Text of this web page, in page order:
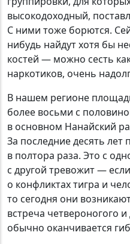
высокодоходный,
С ними тоже борются.
нибудь найдут хотя бы
костей — можно сесть
наркотиков, очень
В нашем регионе
более восьми с
в основном Нанайский
За последние десять лет
в полтора раза. Это с
с другой тревожит —
о конфликтах тигра и
то сегодня они
встреча четвероногого
обычно оканчивается